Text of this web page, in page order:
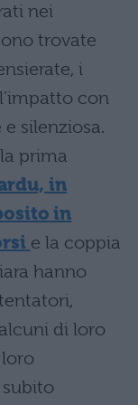
nei
trovate
i
con
silenziosa.
prima
in
in
e la coppia
hanno
di loro